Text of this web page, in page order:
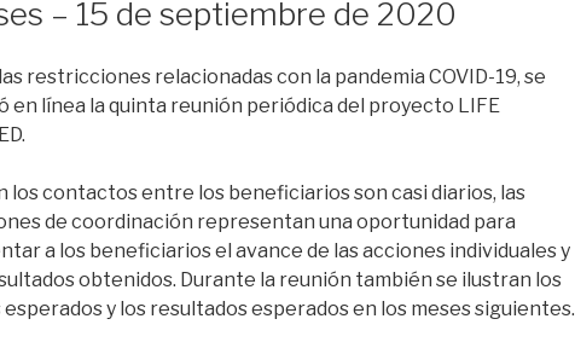
– 15 de septiembre de 2020
restricciones relacionadas con la pandemia COVID-19, se
en línea la quinta reunión periódica del proyecto LIFE
los contactos entre los beneficiarios son casi diarios, las
de coordinación representan una oportunidad para
a los beneficiarios el avance de las acciones individuales y
obtenidos. Durante la reunión también se ilustran los
esperados y los resultados esperados en los meses siguientes.